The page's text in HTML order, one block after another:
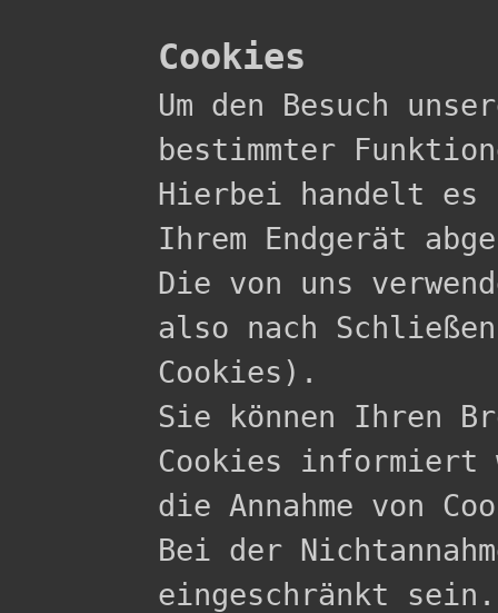
Cookies
Um den Besuch
bestimmter
Hierbei handelt
Ihrem Endgerät
Die von uns
also nach
Cookies).
Sie können Ihren
Cookies informiert
die Annahme von
Bei der
eingeschränkt sein.